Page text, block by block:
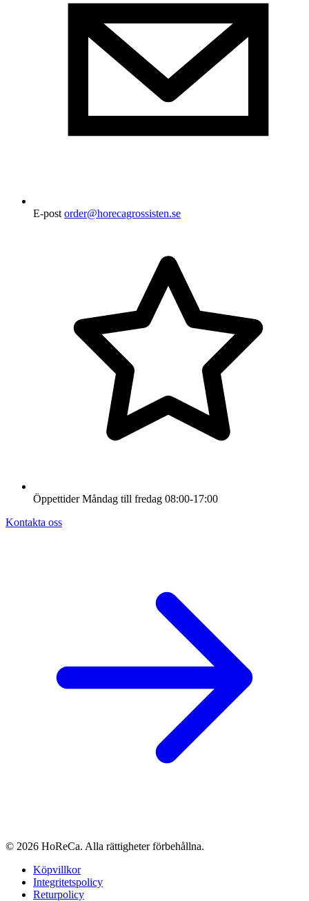
E-post order@horecagrossisten.se
Öppettider Måndag till fredag 08:00-17:00
Kontakta oss
© 2026 HoReCa. Alla rättigheter förbehållna.
Köpvillkor
Integritetspolicy
Returpolicy